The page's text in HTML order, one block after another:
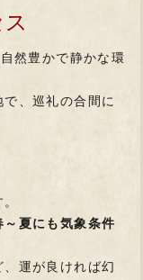
然豊かで静かな環
、巡礼の合間に
～夏にも気象条件
運が良ければ幻